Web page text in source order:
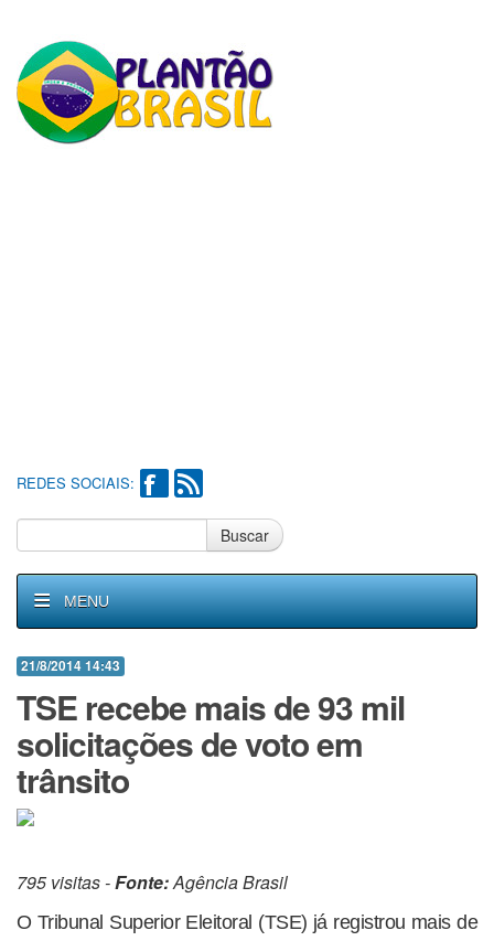
REDES SOCIAIS:
Buscar
MENU
21/8/2014 14:43
TSE recebe mais de 93 mil
solicitações de voto em
trânsito
795 visitas -Fonte:Agência Brasil
O Tribunal Superior Eleitoral (TSE) já registrou mais de